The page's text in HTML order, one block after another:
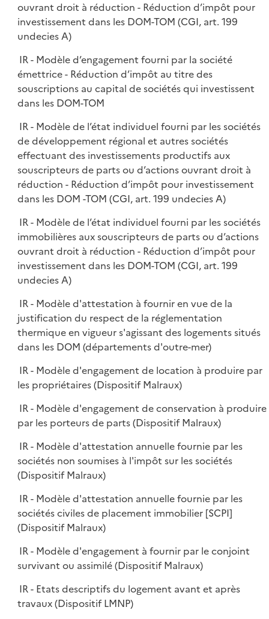
ouvrant droit à réduction - Réduction d’impôt pour
investissement dans les DOM-TOM (CGI, art. 199
undecies A)
IR - Modèle d’engagement fourni par la société
émettrice - Réduction d’impôt au titre des
souscriptions au capital de sociétés qui investissent
dans les DOM-TOM
IR - Modèle de l’état individuel fourni par les sociétés
de développement régional et autres sociétés
effectuant des investissements productifs aux
souscripteurs de parts ou d’actions ouvrant droit à
réduction - Réduction d’impôt pour investissement
dans les DOM -TOM (CGI, art. 199 undecies A)
IR - Modèle de l’état individuel fourni par les sociétés
immobilières aux souscripteurs de parts ou d’actions
ouvrant droit à réduction - Réduction d’impôt pour
investissement dans les DOM-TOM (CGI, art. 199
undecies A)
IR - Modèle d'attestation à fournir en vue de la
justification du respect de la réglementation
thermique en vigueur s'agissant des logements situés
dans les DOM (départements d'outre-mer)
IR - Modèle d'engagement de location à produire par
les propriétaires (Dispositif Malraux)
IR - Modèle d'engagement de conservation à produire
par les porteurs de parts (Dispositif Malraux)
IR - Modèle d'attestation annuelle fournie par les
sociétés non soumises à l'impôt sur les sociétés
(Dispositif Malraux)
IR - Modèle d'attestation annuelle fournie par les
sociétés civiles de placement immobilier [SCPI]
(Dispositif Malraux)
IR - Modèle d'engagement à fournir par le conjoint
survivant ou assimilé (Dispositif Malraux)
IR - Etats descriptifs du logement avant et après
travaux (Dispositif LMNP)